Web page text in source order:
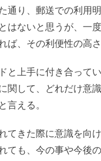
通り、郵送での利用
はないと思うが、一
ば、その利便性の高
と上手に付き合って
関して、どれだけ意
言える。
てきた際に意識を向
ても、今の事や今後